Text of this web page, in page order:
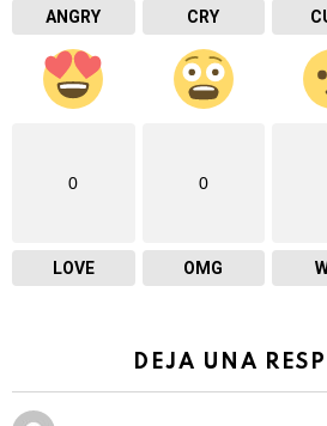
ANGRY CRY
0
LOVE
0
OMG
DEJA UNA